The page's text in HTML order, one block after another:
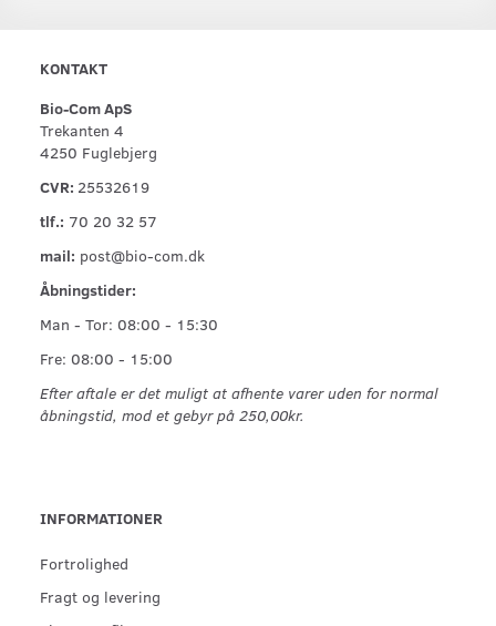
KONTAKT
Bio-Com ApS
Trekanten 4
4250 Fuglebjerg
CVR: 25532619
tlf.: 70 20 32 57
mail: post@bio-com.dk
Åbningstider:
Man - Tor: 08:00 - 15:30
Fre: 08:00 - 15:00
Efter aftale er det muligt at afhente varer uden for normal
åbningstid, mod et gebyr på 250,00kr.
INFORMATIONER
Fortrolighed
Fragt og levering